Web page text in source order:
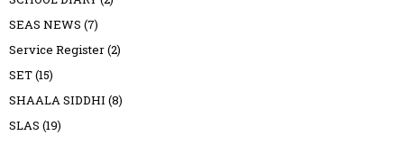
SEAS NEWS (7)
Service Register(2)
SET(15)
SHAALA SIDDHI (8)
SLAS (19)